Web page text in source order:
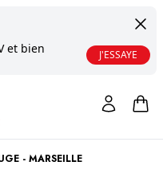
et bien
J'ESSAYE
- MARSEILLE